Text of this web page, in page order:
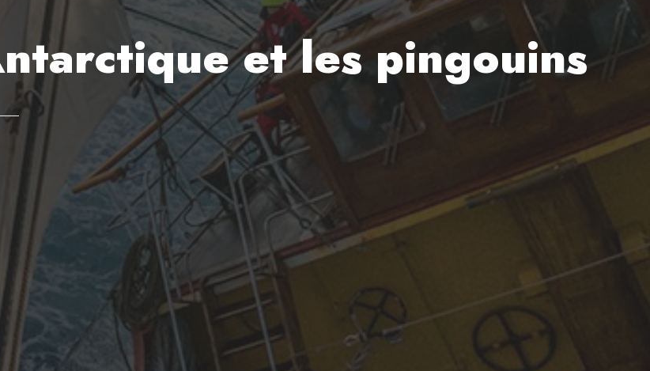
et les pingouins